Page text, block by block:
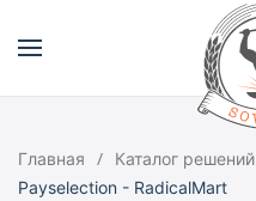
Главная Каталог решений
Payselection - RadicalMart